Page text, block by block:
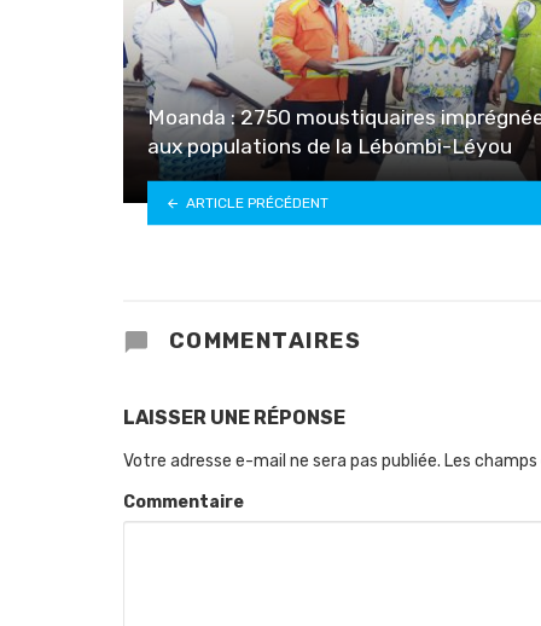
Moanda : 2750 moustiquaires
aux populations de la Lébombi-Léyou
ARTICLE PRÉCÉDENT
COMMENTAIRES
LAISSER UNE RÉPONSE
Votre adresse e-mail ne sera pas publiée. Les
Commentaire